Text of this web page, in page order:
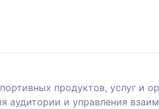
продуктов, услуг и
аудитории и управления